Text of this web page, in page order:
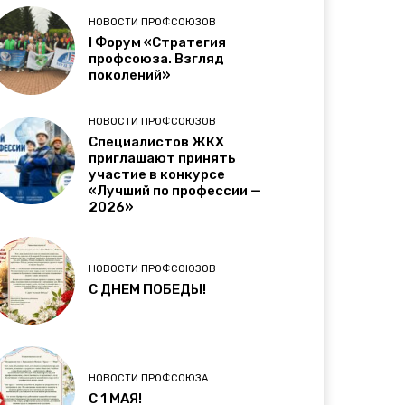
НОВОСТИ ПРОФСОЮЗОВ
I Форум «Стратегия
профсоюза. Взгляд
поколений»
НОВОСТИ ПРОФСОЮЗОВ
Специалистов ЖКХ
приглашают принять
участие в конкурсе
«Лучший по профессии —
2026»
НОВОСТИ ПРОФСОЮЗОВ
С ДНЕМ ПОБЕДЫ!
НОВОСТИ ПРОФСОЮЗА
C 1 МАЯ!